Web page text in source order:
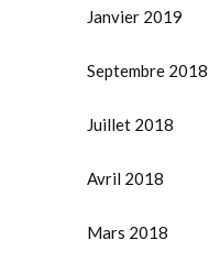
Janvier 2019
Septembre 2018
Juillet 2018
Avril 2018
Mars 2018